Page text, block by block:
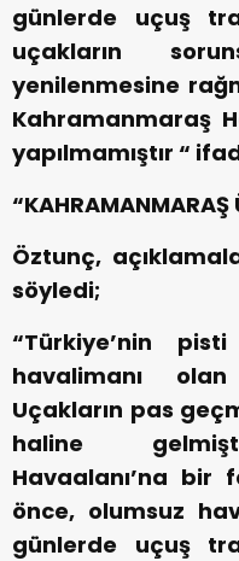
günlerde uçuş
uçakların
yenilenmesine
Kahramanmaraş
yapılmamıştır “
“KAHRAMANMARAŞ
Öztunç,
söyledi;
“Türkiye’nin
havalimanı olan
Uçakların pas
haline
Havaalanı’na bir
önce, olumsuz
günlerde uçuş